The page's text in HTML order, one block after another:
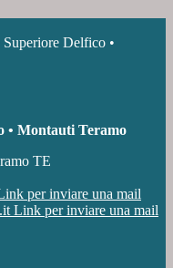
Delfico •
• Montauti Teramo
TE
per inviare una mail
Link per inviare una mail